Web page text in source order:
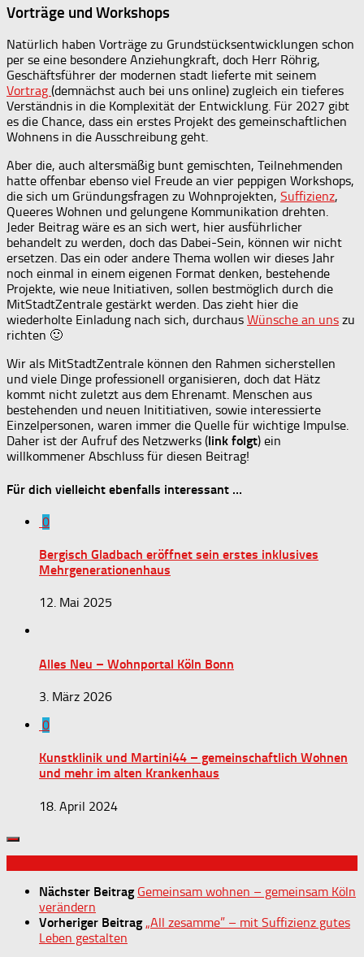
Vorträge und Workshops
Natürlich haben Vorträge zu Grundstücksentwicklungen schon
per se eine besondere Anziehungkraft, doch Herr Röhrig,
Geschäftsführer der modernen stadt lieferte mit seinem
Vortrag (demnächst auch bei uns online) zugleich ein tieferes
Verständnis in die Komplexität der Entwicklung. Für 2027 gibt
es die Chance, dass ein erstes Projekt des gemeinschaftlichen
Wohnens in die Ausschreibung geht.
Aber die, auch altersmäßig bunt gemischten, Teilnehmenden
hatte offenbar ebenso viel Freude an vier peppigen Workshops,
die sich um Gründungsfragen zu Wohnprojekten, Suffizienz,
Queeres Wohnen und gelungene Kommunikation drehten.
Jeder Beitrag wäre es an sich wert, hier ausführlicher
behandelt zu werden, doch das Dabei-Sein, können wir nicht
ersetzen. Das ein oder andere Thema wollen wir dieses Jahr
noch einmal in einem eigenen Format denken, bestehende
Projekte, wie neue Initiativen, sollen bestmöglich durch die
MitStadtZentrale gestärkt werden. Das zieht hier die
wiederholte Einladung nach sich, durchaus Wünsche an uns zu
richten 🙂
Wir als MitStadtZentrale können den Rahmen sicherstellen
und viele Dinge professionell organisieren, doch dat Hätz
kommt nicht zuletzt aus dem Ehrenamt. Menschen aus
bestehenden und neuen Inititiativen, sowie interessierte
Einzelpersonen, waren immer die Quelle für wichtige Impulse.
Daher ist der Aufruf des Netzwerks (link folgt) ein
willkommener Abschluss für diesen Beitrag!
Für dich vielleicht ebenfalls interessant …
0
Bergisch Gladbach eröffnet sein erstes inklusives
Mehrgenerationenhaus
12. Mai 2025
Alles Neu – Wohnportal Köln Bonn
3. März 2026
0
Kunstklinik und Martini44 – gemeinschaftlich Wohnen
und mehr im alten Krankenhaus
18. April 2024
Nächster Beitrag Gemeinsam wohnen – gemeinsam Köln
verändern
Vorheriger Beitrag „All zesamme” – mit Suffizienz gutes
Leben gestalten